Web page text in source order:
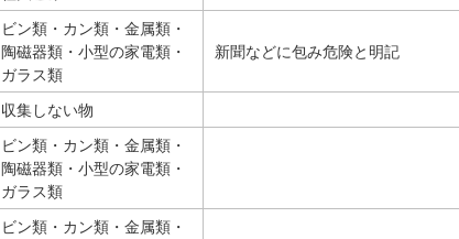
ビン類・カン類・金属類・
陶磁器類・小型の家電類・
ガラス類
新聞などに包み危険と明記
収集しない物
ビン類・カン類・金属類・
陶磁器類・小型の家電類・
ガラス類
ビン類・カン類・金属類・